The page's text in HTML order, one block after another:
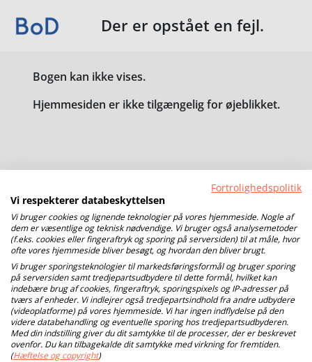
Der er opstået en fejl.
Bogen kan ikke vises.
Hjemmesiden er ikke tilgængelig for øjeblikket.
Fortrolighedspolitik
Vi respekterer databeskyttelsen
Vi bruger cookies og lignende teknologier på vores hjemmeside. Nogle af
dem er væsentlige og teknisk nødvendige. Vi bruger også analysemetoder
(f.eks. cookies eller fingeraftryk og sporing på serversiden) til at måle, hvor
ofte vores hjemmeside bliver besøgt, og hvordan den bliver brugt.
Vi bruger sporingsteknologier til markedsføringsformål og bruger sporing
på serversiden samt tredjepartsudbydere til dette formål, hvilket kan
indebære brug af cookies, fingeraftryk, sporingspixels og IP-adresser på
tværs af enheder. Vi indlejrer også tredjepartsindhold fra andre udbydere
(videoplatforme) på vores hjemmeside. Vi har ingen indflydelse på den
videre databehandling og eventuelle sporing hos tredjepartsudbyderen.
Med din indstilling giver du dit samtykke til de processer, der er beskrevet
ovenfor. Du kan tilbagekalde dit samtykke med virkning for fremtiden.
(Hæftelse og copyright)